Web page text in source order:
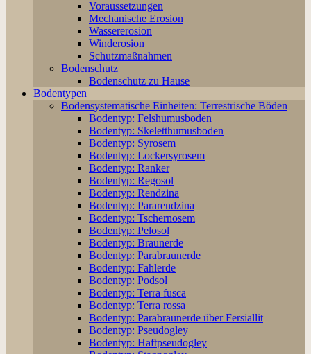
Voraussetzungen
Mechanische Erosion
Wassererosion
Winderosion
Schutzmaßnahmen
Bodenschutz
Bodenschutz zu Hause
Bodentypen
Bodensystematische Einheiten: Terrestrische Böden
Bodentyp: Felshumusboden
Bodentyp: Skeletthumusboden
Bodentyp: Syrosem
Bodentyp: Lockersyrosem
Bodentyp: Ranker
Bodentyp: Regosol
Bodentyp: Rendzina
Bodentyp: Pararendzina
Bodentyp: Tschernosem
Bodentyp: Pelosol
Bodentyp: Braunerde
Bodentyp: Parabraunerde
Bodentyp: Fahlerde
Bodentyp: Podsol
Bodentyp: Terra fusca
Bodentyp: Terra rossa
Bodentyp: Parabraunerde über Fersiallit
Bodentyp: Pseudogley
Bodentyp: Haftpseudogley